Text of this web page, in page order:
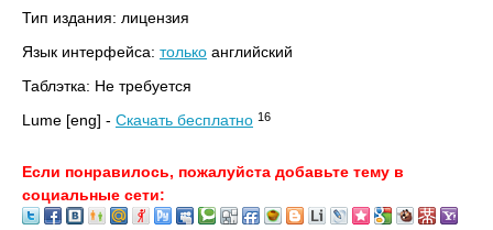
Тип издания: лицензия
Язык интерфейса: только английский
Таблэтка: Не требуется
Lume [eng] - Скачать бесплатно 16
Если понравилось, пожалуйста добавьте тему в
социальные сети: